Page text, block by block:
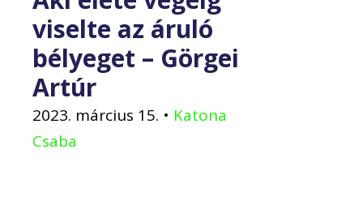
viselte az áruló
bélyeget – Görgei
Artúr
2023. március 15. • Katona
Csaba